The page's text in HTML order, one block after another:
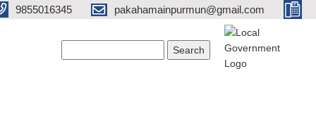
9855016345 pakahamainpurmun@gmail.com